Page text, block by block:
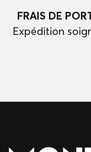
FRAIS DE
Expédition